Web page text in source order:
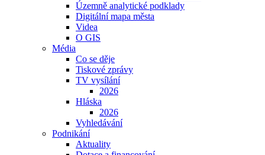
Územně analytické podklady
Digitální mapa města
Videa
O GIS
Média
Co se děje
Tiskové zprávy
TV vysílání
2026
Hláska
2026
Vyhledávání
Podnikání
Aktuality